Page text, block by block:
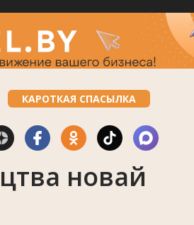
КАРОТКАЯ СПАСЫЛКА
новай